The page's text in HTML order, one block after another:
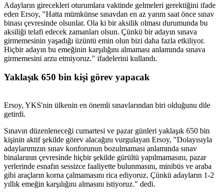
Adayların girecekleri oturumlara vaktinde gelmeleri gerektiğini ifade
eden Ersoy, "Hatta mümkünse sınavdan en az yarım saat önce sınav
binası çevresinde olsunlar. Ola ki bir aksilik olması durumunda bu
aksiliği telafi edecek zamanları olsun. Çünkü bir adayın sınava
girmemesinin yaşadığı üzüntü emin olun bizi daha fazla etkiliyor.
Hiçbir adayın bu emeğinin karşılığını almaması anlamında sınava
girmemesini arzu etmiyoruz." ifadelerini kullandı.
Yaklaşık 650 bin kişi görev yapacak
Ersoy, YKS'nin ülkenin en önemli sınavlarından biri olduğunu dile
getirdi.
Sınavın düzenleneceği cumartesi ve pazar günleri yaklaşık 650 bin
kişinin aktif şekilde görev alacağını vurgulayan Ersoy, "Dolayısıyla
adaylarımızın sınav konforunun bozulmaması anlamında sınav
binalarının çevresinde hiçbir şekilde gürültü yapılmamasını, pazar
yerlerinde esnafın sessizce faaliyette bulunmasını, minibüs ve araba
gibi araçların korna çalmamasını rica ediyoruz. Çünkü adayların 1-2
yıllık emeğin karşılığını almasını istiyoruz." dedi.